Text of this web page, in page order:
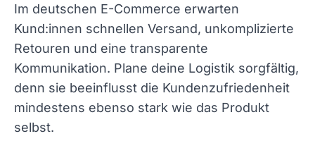
Im deutschen E-Commerce erwarten
Kund:innen schnellen Versand, unkomplizierte
Retouren und eine transparente
Kommunikation. Plane deine Logistik sorgfältig,
denn sie beeinflusst die Kundenzufriedenheit
mindestens ebenso stark wie das Produkt
selbst.